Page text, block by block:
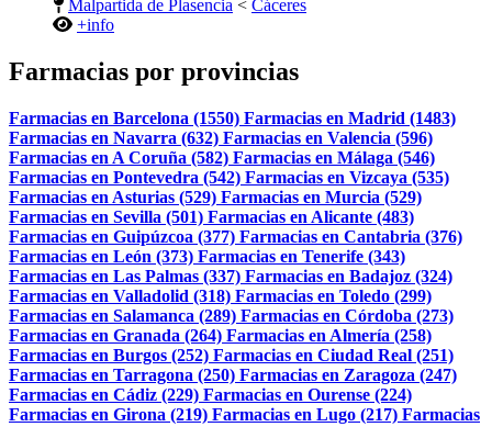
Malpartida de Plasencia < Cáceres
+info
Farmacias por provincias
Farmacias en Barcelona (1550) Farmacias en Madrid (1483)
Farmacias en Navarra (632) Farmacias en Valencia (596)
Farmacias en A Coruña (582) Farmacias en Málaga (546)
Farmacias en Pontevedra (542) Farmacias en Vizcaya (535)
Farmacias en Asturias (529) Farmacias en Murcia (529)
Farmacias en Sevilla (501) Farmacias en Alicante (483)
Farmacias en Guipúzcoa (377) Farmacias en Cantabria (376)
Farmacias en León (373) Farmacias en Tenerife (343)
Farmacias en Las Palmas (337) Farmacias en Badajoz (324)
Farmacias en Valladolid (318) Farmacias en Toledo (299)
Farmacias en Salamanca (289) Farmacias en Córdoba (273)
Farmacias en Granada (264) Farmacias en Almería (258)
Farmacias en Burgos (252) Farmacias en Ciudad Real (251)
Farmacias en Tarragona (250) Farmacias en Zaragoza (247)
Farmacias en Cádiz (229) Farmacias en Ourense (224)
Farmacias en Girona (219) Farmacias en Lugo (217) Farmacias